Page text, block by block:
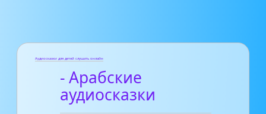
Аудиосказки для детей слушать онлайн
- Арабские
аудиосказки